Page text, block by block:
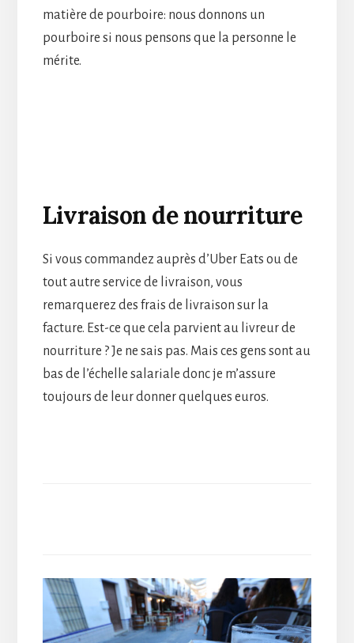
matière de pourboire: nous donnons un
pourboire si nous pensons que la personne le
mérite.
Livraison de nourriture
Si vous commandez auprès d’Uber Eats ou de
tout autre service de livraison, vous
remarquerez des frais de livraison sur la
facture. Est-ce que cela parvient au livreur de
nourriture ? Je ne sais pas. Mais ces gens sont au
bas de l’échelle salariale donc je m’assure
toujours de leur donner quelques euros.